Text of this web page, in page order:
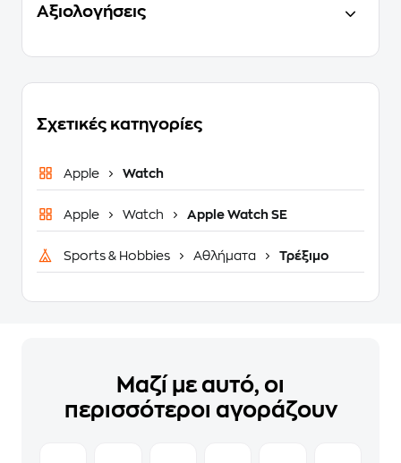
Αξιολογήσεις
Σχετικές κατηγορίες
Apple Watch
Apple Watch Apple Watch SE
Sports & Hobbies Αθλήματα Τρέξιμο
Μαζί με αυτό, οι
περισσότεροι αγοράζουν